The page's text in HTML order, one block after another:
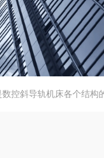
数控斜导轨机床各个结构